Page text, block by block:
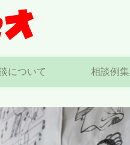
について 相談例集